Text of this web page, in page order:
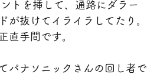
トを挿して、通路にダラー
が抜けてイライラしてたり。
直手間です。
パナソニックさんの回し者で